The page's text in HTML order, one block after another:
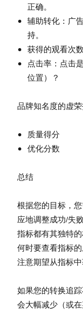
正确。
辅助转化：广
持。
获得的观看次
点击率：点击
位置）？
品牌知名度的虚荣
质量得分
优化分数
总结
根据您的目标，
应地调整成功/失
指标都有其独特
何时要查看指标
注意期望从指标
如果您的转换追
会大幅减少（或